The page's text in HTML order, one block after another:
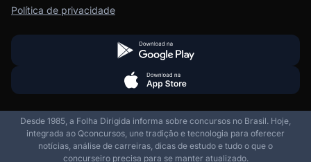
Política de privacidade
Desde 1985, a Folha Dirigida informa sobre concursos no Brasil. Hoje,
integrada ao Qconcursos, une tradição e tecnologia para oferecer
notícias, análise de carreiras, dicas de estudo e tudo o que o
concurseiro precisa para se manter atualizado.